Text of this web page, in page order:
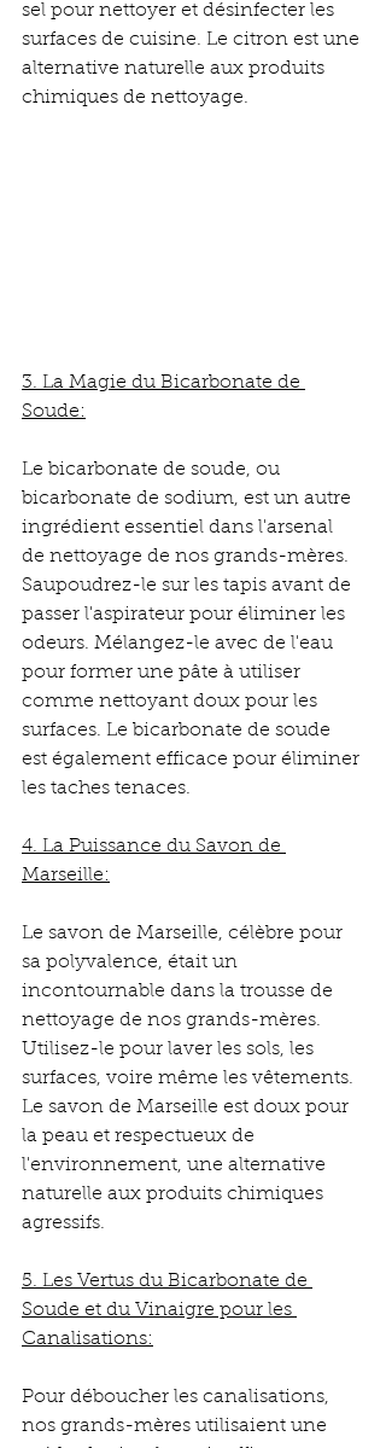
sel pour nettoyer et désinfecter les
surfaces de cuisine. Le citron est une
alternative naturelle aux produits
chimiques de nettoyage.
3. La Magie du Bicarbonate de
Soude:
Le bicarbonate de soude, ou
bicarbonate de sodium, est un autre
ingrédient essentiel dans l'arsenal
de nettoyage de nos grands-mères.
Saupoudrez-le sur les tapis avant de
passer l'aspirateur pour éliminer les
odeurs. Mélangez-le avec de l'eau
pour former une pâte à utiliser
comme nettoyant doux pour les
surfaces. Le bicarbonate de soude
est également efficace pour éliminer
les taches tenaces.
4. La Puissance du Savon de
Marseille:
Le savon de Marseille, célèbre pour
sa polyvalence, était un
incontournable dans la trousse de
nettoyage de nos grands-mères.
Utilisez-le pour laver les sols, les
surfaces, voire même les vêtements.
Le savon de Marseille est doux pour
la peau et respectueux de
l'environnement, une alternative
naturelle aux produits chimiques
agressifs.
5. Les Vertus du Bicarbonate de
Soude et du Vinaigre pour les
Canalisations:
Pour déboucher les canalisations,
nos grands-mères utilisaient une